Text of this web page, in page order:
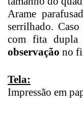
Arame
serrilhado.
com fita dupla
observação no
Tela:
Impressão em